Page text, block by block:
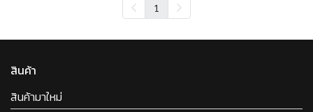
1
สินค้า
สินค้ามาใหม่